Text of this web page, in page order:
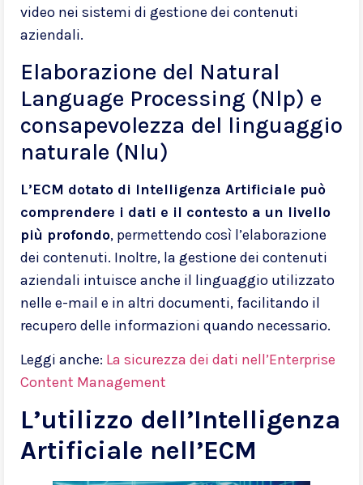
video nei sistemi di gestione dei contenuti
aziendali.
Elaborazione del Natural
Language Processing (Nlp) e
consapevolezza del linguaggio
naturale (Nlu)
L’ECM dotato di Intelligenza Artificiale può
comprendere i dati e il contesto a un livello
più profondo, permettendo così l’elaborazione
dei contenuti. Inoltre, la gestione dei contenuti
aziendali intuisce anche il linguaggio utilizzato
nelle e-mail e in altri documenti, facilitando il
recupero delle informazioni quando necessario.
Leggi anche: La sicurezza dei dati nell’Enterprise
Content Management
L’utilizzo dell’Intelligenza
Artificiale nell’ECM